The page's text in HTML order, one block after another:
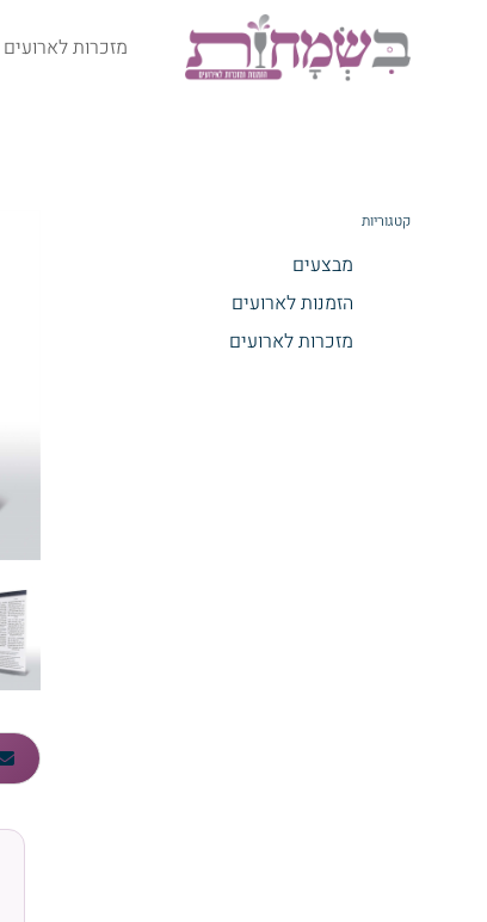
מזכרות לארועים
קטגוריות
מבצעים
הזמנות לארועים
מזכרות לארועים